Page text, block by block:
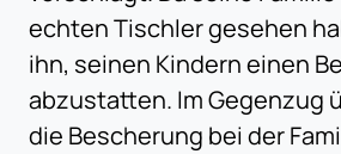
echten Tischler gesehen
ihn, seinen Kindern einen
abzustatten. Im Gegenzug
die Bescherung bei der